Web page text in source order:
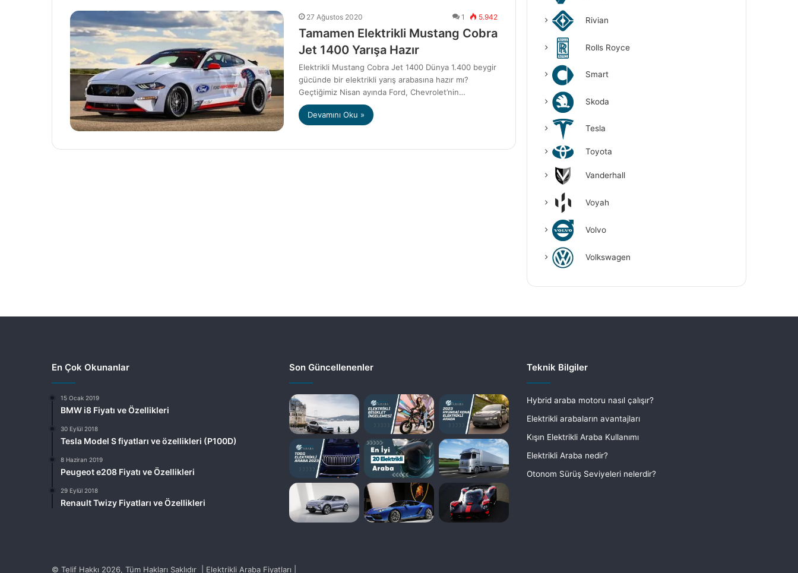
27 Ağustos 2020 1 5.942
Tamamen Elektrikli Mustang Cobra
Jet 1400 Yarışa Hazır
Elektrikli Mustang Cobra Jet 1400 Dünya 1.400 beygir
gücünde bir elektrikli yarış arabasına hazır mı?
Geçtiğimiz Nisan ayında Ford, Chevrolet’nin…
Devamını Oku »
Rivian
Rolls Royce
Smart
Skoda
Tesla
Toyota
Vanderhall
Voyah
Volvo
Volkswagen
En Çok Okunanlar
15 Ocak 2019
BMW i8 Fiyatı ve Özellikleri
30 Eylül 2018
Tesla Model S fiyatları ve özellikleri (P100D)
8 Haziran 2019
Peugeot e208 Fiyatı ve Özellikleri
29 Eylül 2018
Renault Twizy Fiyatları ve Özellikleri
Son Güncellenenler Teknik Bilgiler
Hybrid araba motoru nasıl çalışır?
Elektrikli arabaların avantajları
Kışın Elektrikli Araba Kullanımı
Elektrikli Araba nedir?
Otonom Sürüş Seviyeleri nelerdir?
© Telif Hakkı 2026, Tüm Hakları Saklıdır | Elektrikli Araba Fiyatları |